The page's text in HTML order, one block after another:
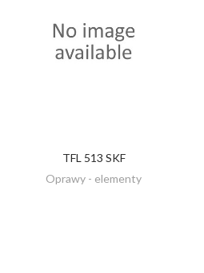
ZOBACZ
TFL 513 SKF
Oprawy - elementy